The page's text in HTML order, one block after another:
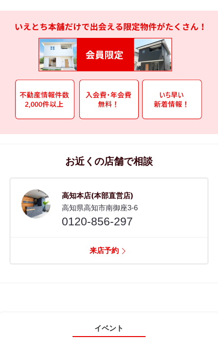
イベント
お近くの店舗で相談
高知本店(本部直営店)
高知県高知市南御座3-6
0120-856-297
来店予約